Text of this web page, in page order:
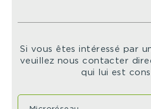
Si vous êtes intéressé par
veuillez nous contacter
qui lui est